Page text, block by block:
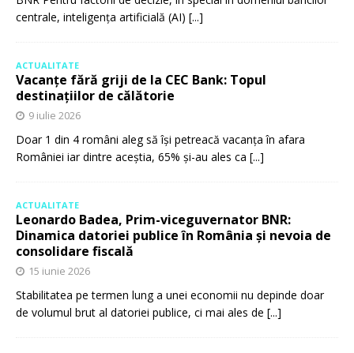
centrale, inteligența artificială (AI) [...]
ACTUALITATE
Vacanțe fără griji de la CEC Bank: Topul
destinațiilor de călătorie
9 iulie 2026
Doar 1 din 4 români aleg să își petreacă vacanța în afara
României iar dintre aceștia, 65% și-au ales ca [...]
ACTUALITATE
Leonardo Badea, Prim-viceguvernator BNR:
Dinamica datoriei publice în România și nevoia de
consolidare fiscală
15 iunie 2026
Stabilitatea pe termen lung a unei economii nu depinde doar
de volumul brut al datoriei publice, ci mai ales de [...]